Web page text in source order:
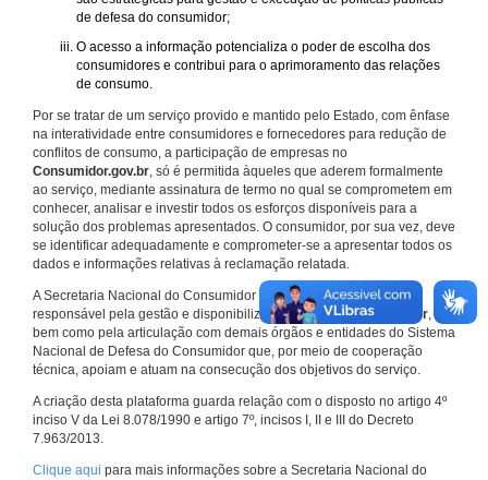
de defesa do consumidor;
O acesso a informação potencializa o poder de escolha dos
consumidores e contribui para o aprimoramento das relações
de consumo.
Por se tratar de um serviço provido e mantido pelo Estado, com ênfase
na interatividade entre consumidores e fornecedores para redução de
conflitos de consumo, a participação de empresas no
Consumidor.gov.br, só é permitida àqueles que aderem formalmente
ao serviço, mediante assinatura de termo no qual se comprometem em
conhecer, analisar e investir todos os esforços disponíveis para a
solução dos problemas apresentados. O consumidor, por sua vez, deve
se identificar adequadamente e comprometer-se a apresentar todos os
dados e informações relativas à reclamação relatada.
A Secretaria Nacional do Consumidor do Ministério da Justiça é a
responsável pela gestão e disponibilização doConsumidor.gov.br,
bem como pela articulação com demais órgãos e entidades do Sistema
Nacional de Defesa do Consumidor que, por meio de cooperação
técnica, apoiam e atuam na consecução dos objetivos do serviço.
A criação desta plataforma guarda relação com o disposto no artigo 4º
inciso V da Lei 8.078/1990 e artigo 7º, incisos I, II e III do Decreto
7.963/2013.
Clique aqui para mais informações sobre a Secretaria Nacional do